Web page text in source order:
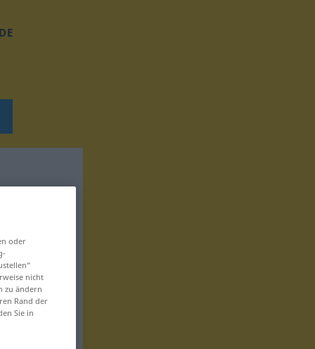
oder
nicht
zu ändern
Rand der
Sie in